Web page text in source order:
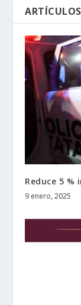
Reduce 5
9 enero, 2025